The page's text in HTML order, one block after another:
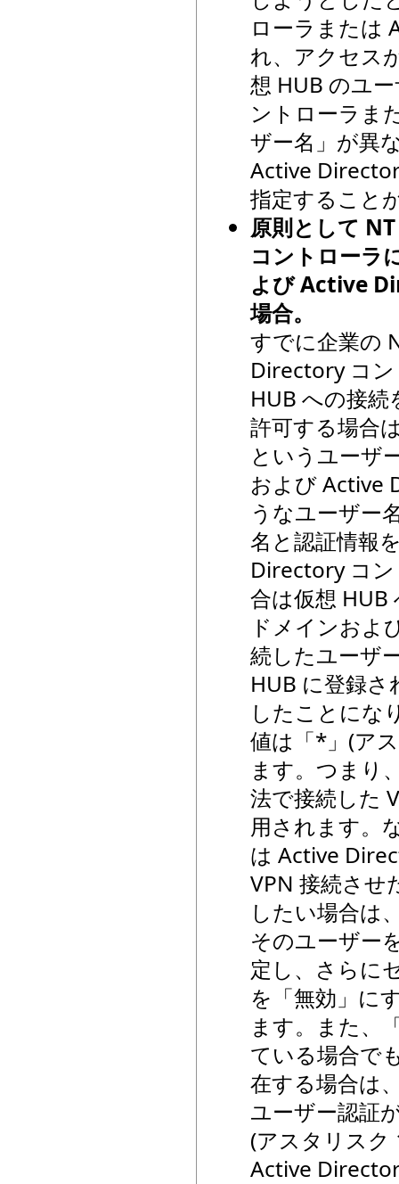
ローラまたは
れ、アクセス
想 HUB のユ
ントローラま
ザー名」が異
Active
指定すること
原則として
コントローラ
よび Active
場合。
すでに企業の
Directory コ
HUB への接
許可する場合
というユーザ
および Active
うなユーザー
名と認証情報
Directory コン
合は仮想 HUB
ドメインおよ
続したユーザ
HUB に登録
したことにな
値は「*」(ア
ます。つまり
法で接続した
用されます。
は Active
VPN 接続させ
したい場合は
そのユーザー
定し、さらに
を「無効」に
ます。また、
ている場合で
在する場合は
ユーザー認証
(アスタリスク
Active